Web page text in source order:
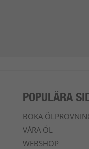
POPULÄRA
BOKA
VÅRA ÖL
WEBSHOP